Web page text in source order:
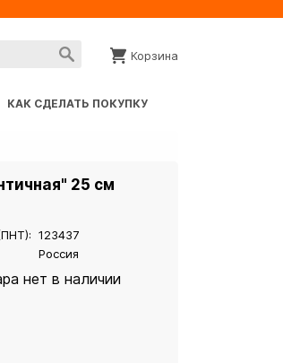
Корзина
КАК СДЕЛАТЬ ПОКУПКУ
25 см
123437
Россия
нет в наличии